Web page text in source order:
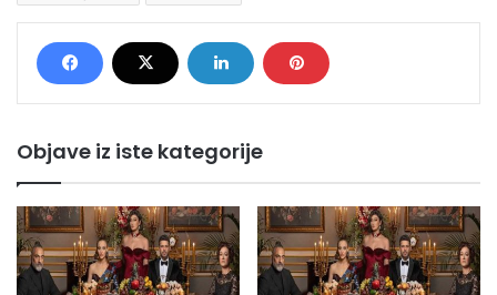
Objave iz iste kategorije